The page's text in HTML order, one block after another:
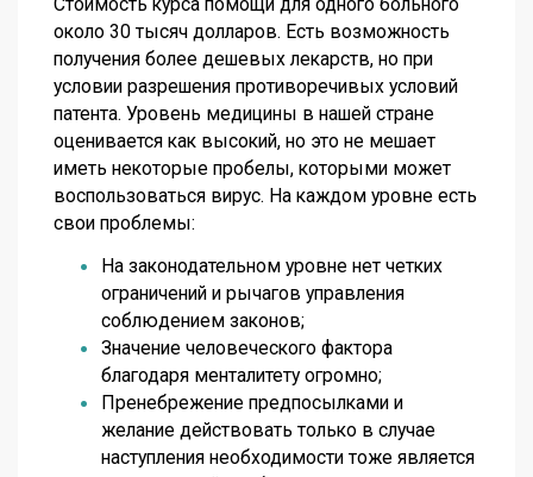
около 30 тысяч долларов. Есть возможность
получения более дешевых лекарств, но при
условии разрешения противоречивых условий
патента. Уровень медицины в нашей стране
оценивается как высокий, но это не мешает
иметь некоторые пробелы, которыми может
воспользоваться вирус. На каждом уровне есть
свои проблемы:
На законодательном уровне нет четких
ограничений и рычагов управления
соблюдением законов;
Значение человеческого фактора
благодаря менталитету огромно;
Пренебрежение предпосылками и
желание действовать только в случае
наступления необходимости тоже является